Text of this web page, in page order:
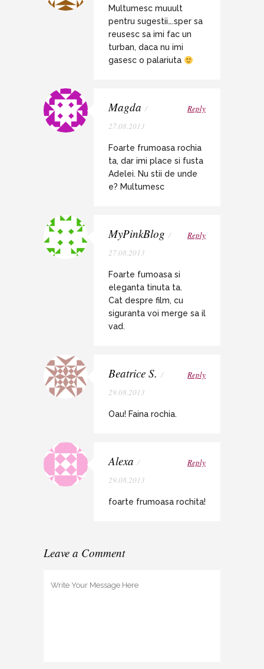
Multumesc muuult
pentru sugestii….sper sa
reusesc sa imi fac un
turban, daca nu imi
gasesc o palariuta
Magda /
27.08.2013
Reply
Foarte frumoasa rochia
ta, dar imi place si fusta
Adelei. Nu stii de unde
e? Multumesc
MyPinkBlog /
27.08.2013
Reply
Foarte fumoasa si
eleganta tinuta ta.
Cat despre film, cu
siguranta voi merge sa il
vad.
Beatrice S. /
29.08.2013
Reply
Oau! Faina rochia.
Alexa /
29.08.2013
Reply
foarte frumoasa rochita!
Leave a Comment